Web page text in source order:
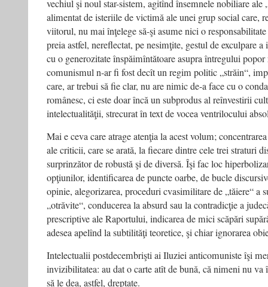
vechiul şi noul star-sistem, agitînd însemnele nobiliare ale
alimentat de isteriile de victimă ale unei grup social care,
viitorul, nu mai înţelege să-şi asume nici o
preia astfel, nereflectat, pe nesimţite, gestul de exculpare
cu o generozitate înspăimîntătoare asupra întregului
comunismul n-ar fi fost decît un regim politic „străin“,
care, ar trebui să fie clar, nu are nimic de-a face cu o
românesc, ci este doar încă un subprodus al reînvestirii
intelectualităţii, strecurat în text de vocea ventrilocului
Mai e ceva care atrage atenţia la acest volum;
ale criticii, care se arată, la fiecare dintre cele trei straturi
surprinzător de robustă şi de diversă. Îşi fac loc
opţiunilor, identificarea de puncte oarbe, de bucle
opinie, alegorizarea, proceduri cvasimilitare de „tăiere“ a
„otrăvite“, conducerea la absurd sau la contradicţie a
prescriptive ale Raportului, indicarea de mici scăpări
adesea apelînd la subtilităţi teoretice, şi chiar ignorarea
Intelectualii postdecembrişti ai Iluziei anticomuniste îşi
invizibilitatea: au dat o carte atît de bună, că nimeni nu va
să le dea, astfel, dreptate.